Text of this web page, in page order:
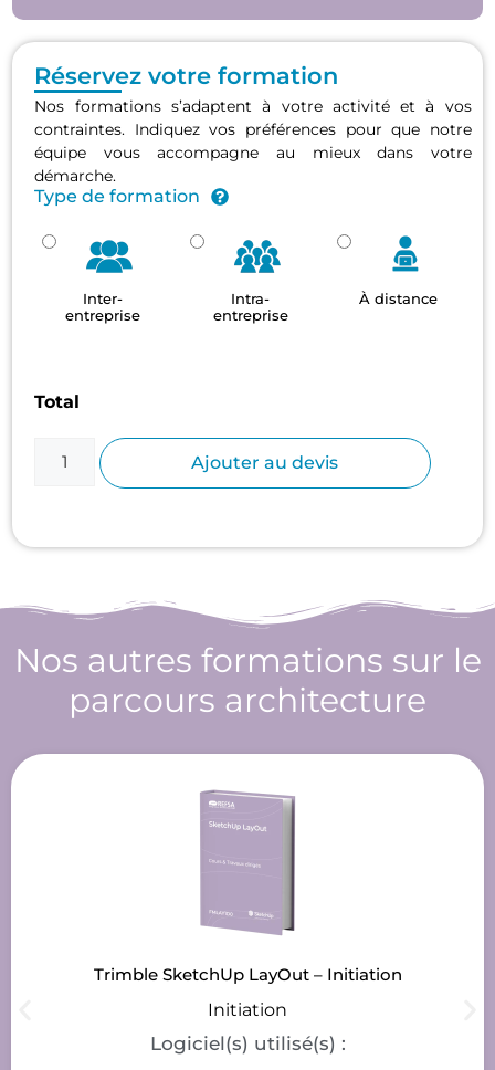
Réservez votre formation
Nos formations s’adaptent à votre activité et à vos
contraintes. Indiquez vos préférences pour que notre
équipe vous accompagne au mieux dans votre
démarche.
Type de formation
Inter-
entreprise
Intra-
entreprise
À distance
Total
Ajouter au devis
Nos autres formations sur le
parcours architecture
Trimble SketchUp LayOut – Initiation
Initiation
Logiciel(s) utilisé(s) :